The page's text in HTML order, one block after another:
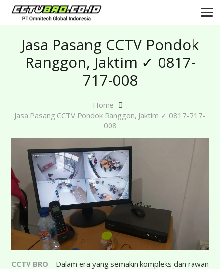
Jasa Pasang CCTV Pondok
Ranggon, Jaktim ✓ 0817-
717-008
Home
Jasa Pasang CCTV Pondok Ranggon, Jaktim ✓ 0817-717-
008
CCTV BRO – Dalam era yang semakin kompleks dan rawan